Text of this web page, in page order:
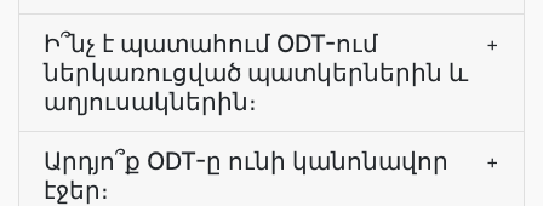
Ի՞նչ է պատահում ODT-ում
ներկառուցված պատկերներին և
աղյուսակներին։
+
Արդյո՞ք ODT-ը ունի կանոնավոր
էջեր։
+